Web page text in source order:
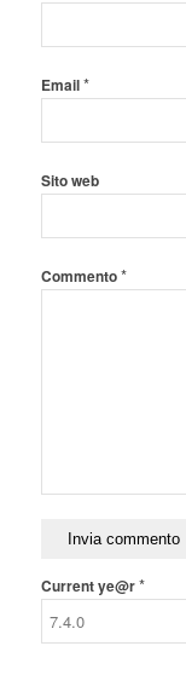
Email*
Sito web
Commento*
Current ye@r*